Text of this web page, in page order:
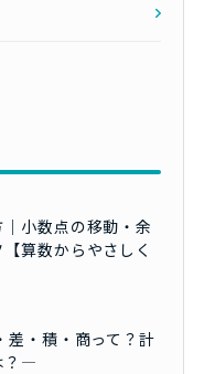
小数点の移動・余
算数からやさしく
・積・商って？計
？―